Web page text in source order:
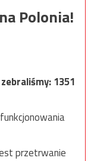
Polonia!
zebraliśmy:1351
przetrwanie